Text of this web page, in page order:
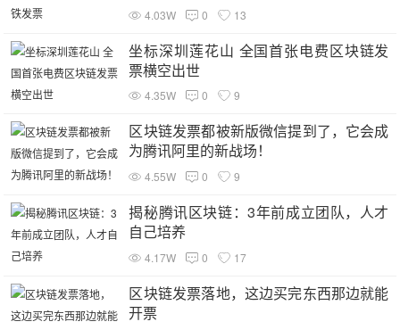
4.03W 0 13
坐标深圳莲花山 全国首张电费区块链发
票横空出世
4.35W 0 9
区块链发票都被新版微信提到了，它会成
为腾讯阿里的新战场！
4.55W 0 9
揭秘腾讯区块链：3年前成立团队，人才
自己培养
4.17W 0 17
区块链发票落地，这边买完东西那边就能
开票